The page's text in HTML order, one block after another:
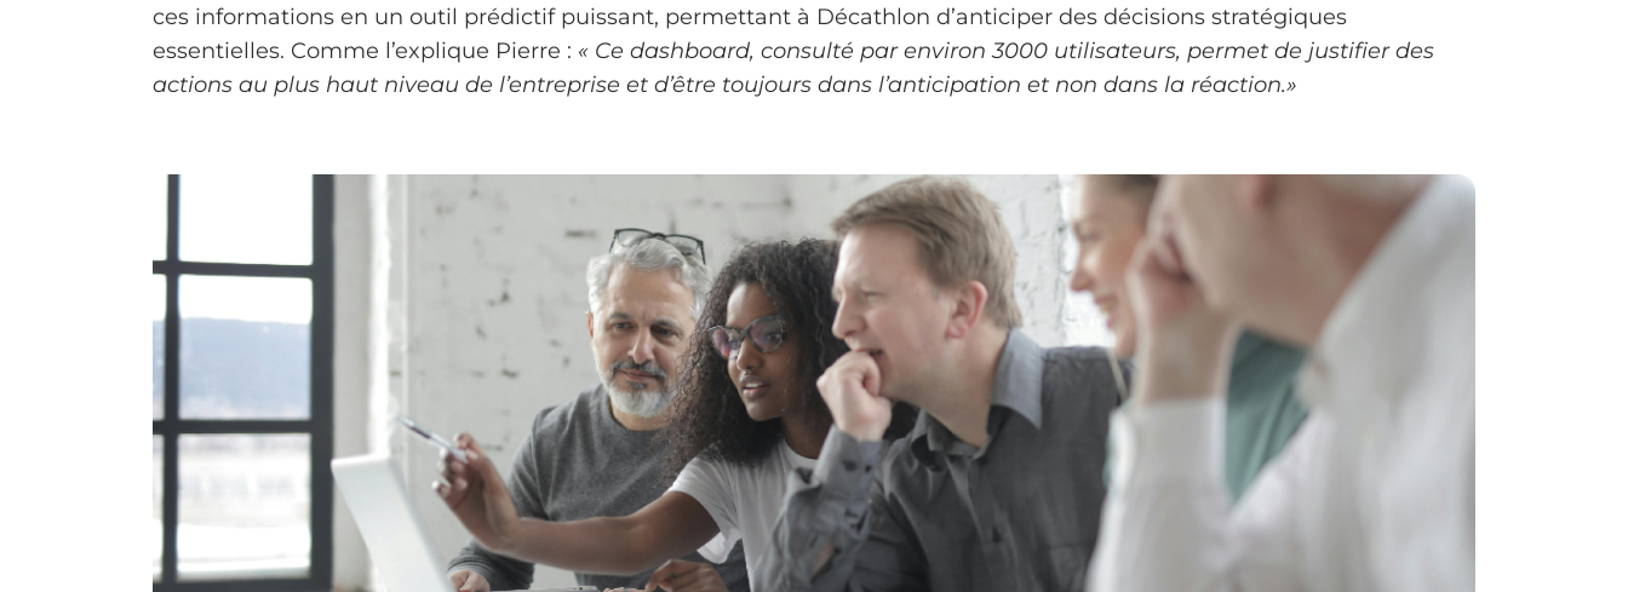
ces informations en un outil prédictif puissant, permettant à Décathlon d’anticiper des décisions stratégiques
essentielles. Comme l’explique Pierre : « Ce dashboard, consulté par environ 3000 utilisateurs, permet de justifier des
actions au plus haut niveau de l’entreprise et d’être toujours dans l’anticipation et non dans la réaction.»